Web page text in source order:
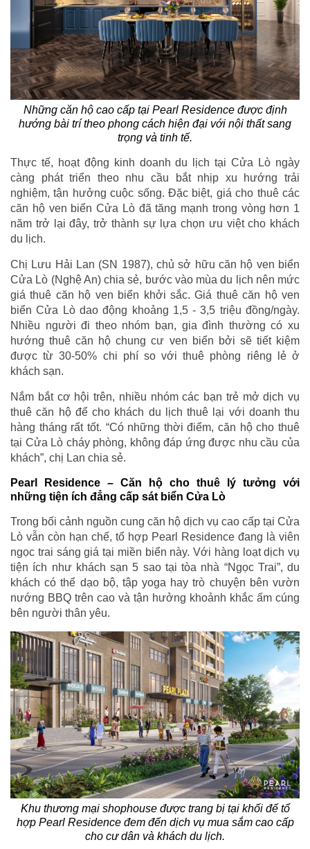
Những căn hộ cao cấp tại Pearl Residence được định
hướng bài trí theo phong cách hiện đại với nội thất sang
trọng và tinh tế.
Thực tế, hoạt động kinh doanh du lịch tại Cửa Lò ngày
càng phát triển theo nhu cầu bắt nhịp xu hướng trải
nghiệm, tận hưởng cuộc sống. Đặc biệt, giá cho thuê các
căn hộ ven biển Cửa Lò đã tăng mạnh trong vòng hơn 1
năm trở lại đây, trở thành sự lựa chọn ưu việt cho khách
du lịch.
Chị Lưu Hải Lan (SN 1987), chủ sở hữu căn hộ ven biển
Cửa Lò (Nghệ An) chia sẻ, bước vào mùa du lịch nên mức
giá thuê căn hộ ven biển khởi sắc. Giá thuê căn hộ ven
biển Cửa Lò dao động khoảng 1,5 - 3,5 triệu đồng/ngày.
Nhiều người đi theo nhóm bạn, gia đình thường có xu
hướng thuê căn hộ chung cư ven biển bởi sẽ tiết kiệm
được từ 30-50% chi phí so với thuê phòng riêng lẻ ở
khách sạn.
Nắm bắt cơ hội trên, nhiều nhóm các bạn trẻ mở dịch vụ
thuê căn hộ để cho khách du lịch thuê lại với doanh thu
hàng tháng rất tốt. “Có những thời điểm, căn hộ cho thuê
tại Cửa Lò cháy phòng, không đáp ứng được nhu cầu của
khách”, chị Lan chia sẻ.
Pearl Residence – Căn hộ cho thuê lý tưởng với
những tiện ích đẳng cấp sát biển Cửa Lò
Trong bối cảnh nguồn cung căn hộ dịch vụ cao cấp tại Cửa
Lò vẫn còn hạn chế, tổ hợp Pearl Residence đang là viên
ngọc trai sáng giá tại miền biển này. Với hàng loạt dịch vụ
tiện ích như khách sạn 5 sao tại tòa nhà “Ngọc Trai”, du
khách có thể dạo bộ, tập yoga hay trò chuyện bên vườn
nướng BBQ trên cao và tận hưởng khoảnh khắc ấm cúng
bên người thân yêu.
Khu thương mại shophouse được trang bị tại khối đế tổ
hợp Pearl Residence đem đến dịch vụ mua sắm cao cấp
cho cư dân và khách du lịch.